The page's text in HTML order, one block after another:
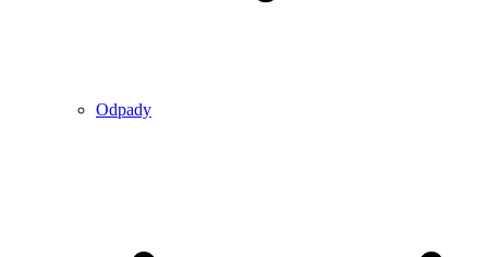
Odpady